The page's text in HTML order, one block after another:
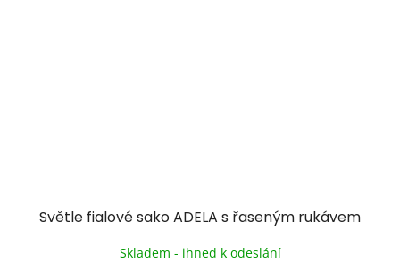
Světle fialové sako ADELA s řaseným rukávem
Skladem - ihned k odeslání